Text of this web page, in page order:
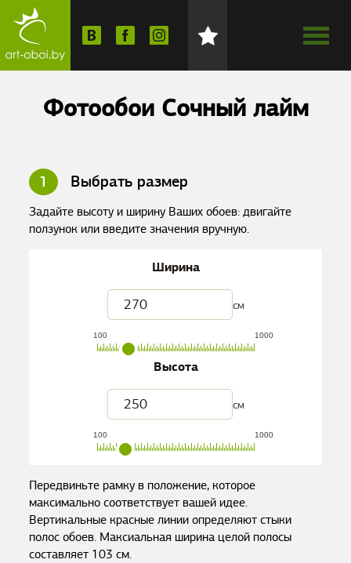
Фотообои Сочный лайм
1 Выбрать размер
Задайте высоту и ширину Ваших обоев: двигайте
ползунок или введите значения вручную.
Ширина
см
100 1000
Высота
см
100 1000
Передвиньте рамку в положение, которое
максимально соответствует вашей идее.
Вертикальные красные линии определяют стыки
полос обоев. Максиальная ширина целой полосы
составляет 103 см.